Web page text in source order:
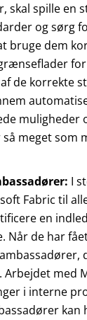
skal spille en
og sørg
bruge dem
de korrekte
muligheder
meget som
I
Fabric til
en
Når de har
med
i interne